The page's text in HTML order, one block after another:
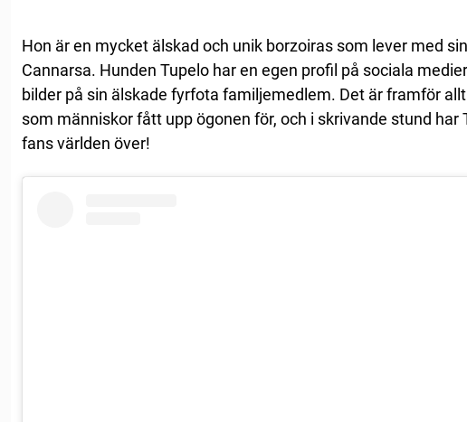
Hon är en mycket älskad och unik borzoiras som lever med
Cannarsa. Hunden Tupelo har en egen profil på sociala
bilder på sin älskade fyrfota familjemedlem. Det är framför
som människor fått upp ögonen för, och i skrivande stund har
fans världen över!